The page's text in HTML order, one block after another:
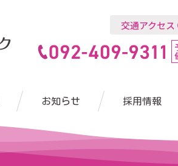
交通アクセス
お知らせ 採用情報